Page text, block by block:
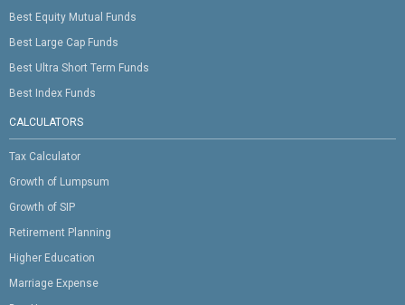
Best Equity Mutual Funds
Best Large Cap Funds
Best Ultra Short Term Funds
Best Index Funds
CALCULATORS
Tax Calculator
Growth of Lumpsum
Growth of SIP
Retirement Planning
Higher Education
Marriage Expense